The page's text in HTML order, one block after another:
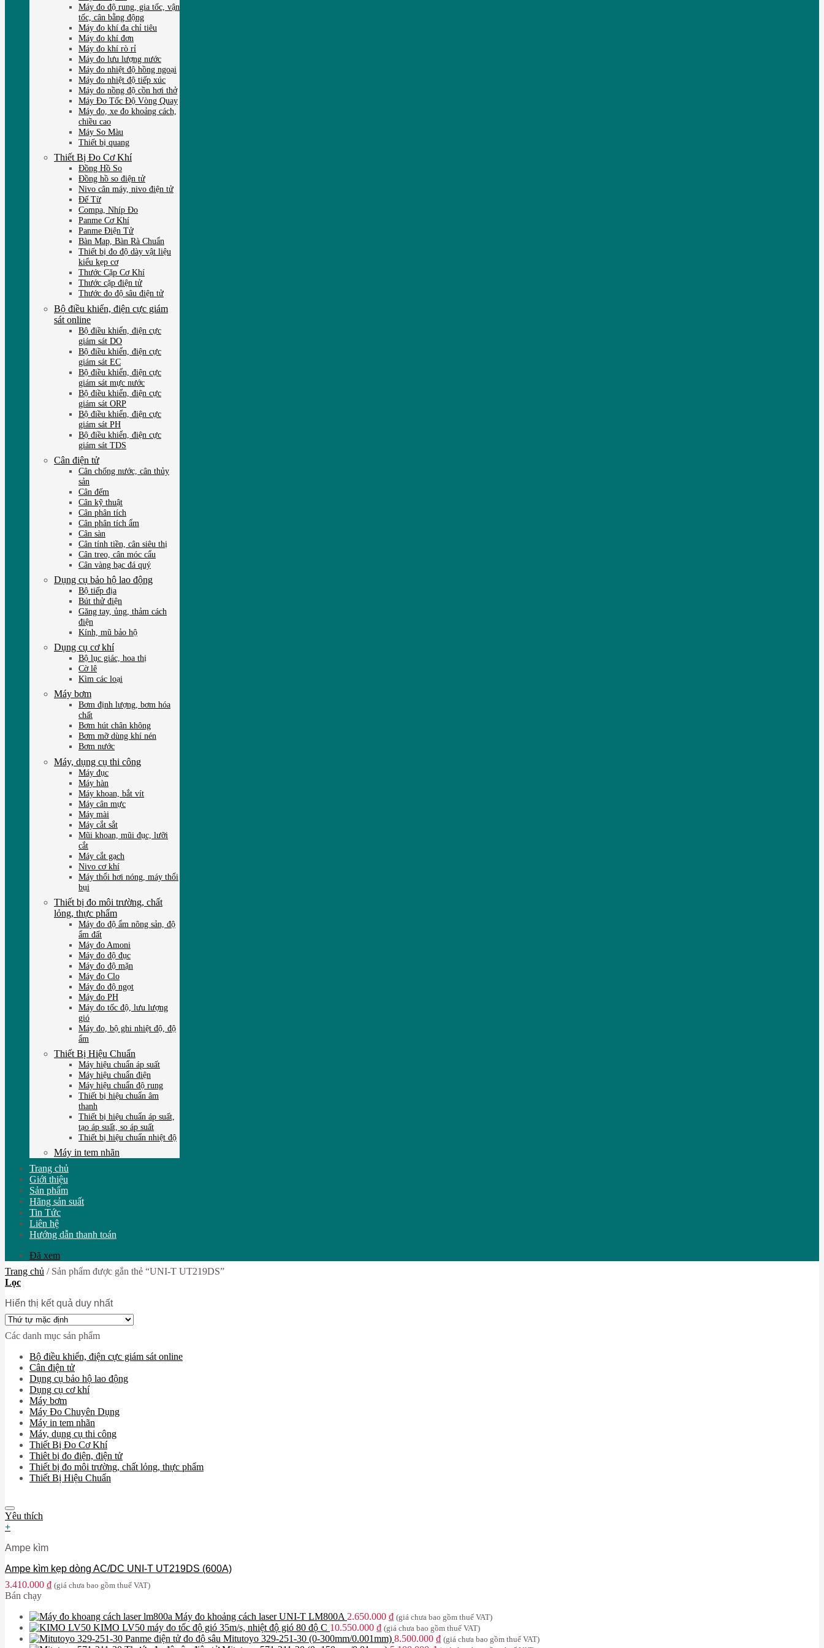
Máy đo độ rung, gia tốc, vận
tốc, cân bằng động
Máy đo khí đa chỉ tiêu
Máy đo khí đơn
Máy đo khí rò rỉ
Máy đo lưu lượng nước
Máy đo nhiệt độ hồng ngoại
Máy đo nhiệt độ tiếp xúc
Máy đo nồng độ cồn hơi thở
Máy Đo Tốc Độ Vòng Quay
Máy đo, xe đo khoảng cách,
chiều cao
Máy So Màu
Thiết bị quang
Thiết Bị Đo Cơ Khí
Đồng Hồ So
Đồng hồ so điện tử
Nivo cân máy, nivo điện tử
Đế Từ
Compa, Nhíp Đo
Panme Cơ Khí
Panme Điện Tử
Bàn Map, Bàn Rà Chuẩn
Thiết bị đo độ dày vật liệu
kiểu kẹp cơ
Thước Cặp Cơ Khí
Thước cặp điện tử
Thước đo độ sâu điện tử
Bộ điều khiển, điện cực giám
sát online
Bộ điều khiển, điện cực
giám sát DO
Bộ điều khiển, điện cực
giám sát EC
Bộ điều khiển, điện cực
giám sát mực nước
Bộ điều khiển, điện cực
giám sát ORP
Bộ điều khiển, điện cực
giám sát PH
Bộ điều khiển, điện cực
giám sát TDS
Cân điện tử
Cân chống nước, cân thủy
sản
Cân đếm
Cân kỹ thuật
Cân phân tích
Cân phân tích ẩm
Cân sàn
Cân tính tiền, cân siêu thị
Cân treo, cân móc cẩu
Cân vàng bạc đá quý
Dụng cụ bảo hộ lao động
Bộ tiếp địa
Bút thử điện
Găng tay, ủng, thảm cách
điện
Kính, mũ bảo hộ
Dụng cụ cơ khí
Bộ lục giác, hoa thị
Cờ lê
Kìm các loại
Máy bơm
Bơm định lượng, bơm hóa
chất
Bơm hút chân không
Bơm mỡ dùng khí nén
Bơm nước
Máy, dụng cụ thi công
Máy đục
Máy hàn
Máy khoan, bắt vít
Máy cân mực
Máy mài
Máy cắt sắt
Mũi khoan, mũi đục, lưỡi
cắt
Máy cắt gạch
Nivo cơ khí
Máy thổi hơi nóng, máy thổi
bụi
Thiết bị đo môi trường, chất
lỏng, thực phẩm
Máy đo độ ẩm nông sản, độ
ẩm đất
Máy đo Amoni
Máy đo độ đục
Máy đo độ mặn
Máy đo Clo
Máy đo độ ngọt
Máy đo PH
Máy đo tốc độ, lưu lượng
gió
Máy đo, bộ ghi nhiệt độ, độ
ẩm
Thiết Bị Hiệu Chuẩn
Máy hiệu chuẩn áp suất
Máy hiệu chuẩn điện
Máy hiệu chuẩn độ rung
Thiết bị hiệu chuẩn âm
thanh
Thiết bị hiệu chuẩn áp suất,
tạo áp suất, so áp suất
Thiết bị hiệu chuẩn nhiệt độ
Máy in tem nhãn
Trang chủ
Giới thiệu
Sản phẩm
Hãng sản suất
Tin Tức
Liên hệ
Hướng dẫn thanh toán
Đã xem
Trang chủ /Sản phẩm được gắn thẻ “UNI-T UT219DS”
Lọc
Hiển thị kết quả duy nhất
Các danh mục sản phẩm
Bộ điều khiển, điện cực giám sát online
Cân điện tử
Dụng cụ bảo hộ lao động
Dụng cụ cơ khí
Máy bơm
Máy Đo Chuyên Dụng
Máy in tem nhãn
Máy, dụng cụ thi công
Thiết Bị Đo Cơ Khí
Thiêt bị đo điện, điện tử
Thiết bị đo môi trường, chất lỏng, thực phẩm
Thiết Bị Hiệu Chuẩn
Yêu thích
+
Ampe kìm
Ampe kìm kẹp dòng AC/DC UNI-T UT219DS (600A)
3.410.000 ₫ (giá chưa bao gồm thuế VAT)
Bán chạy
Máy đo khoảng cách laser UNI-T LM800A 2.650.000 ₫ (giá chưa bao gồm thuế VAT)
KIMO LV50 máy đo tốc độ gió 35m/s, nhiệt độ gió 80 độ C 10.550.000 ₫ (giá chưa bao gồm thuế VAT)
Panme điện tử đo độ sâu Mitutoyo 329-251-30 (0-300mm/0.001mm) 8.500.000 ₫ (giá chưa bao gồm thuế VAT)